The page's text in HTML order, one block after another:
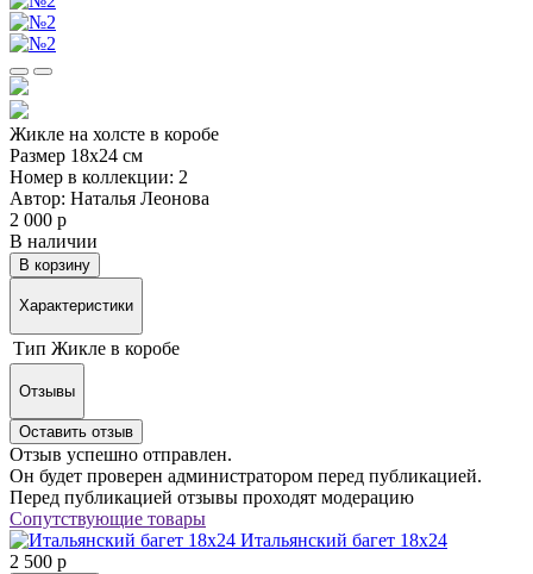
Жикле на холсте в коробе
Размер 18х24 см
Номер в коллекции: 2
Автор: Наталья Леонова
2 000 р
В наличии
В корзину
Характеристики
Тип Жикле в коробе
Отзывы
Оставить отзыв
Отзыв успешно отправлен.
Он будет проверен администратором перед публикацией.
Перед публикацией отзывы проходят модерацию
Сопутствующие товары
Итальянский багет 18х24
2 500 р